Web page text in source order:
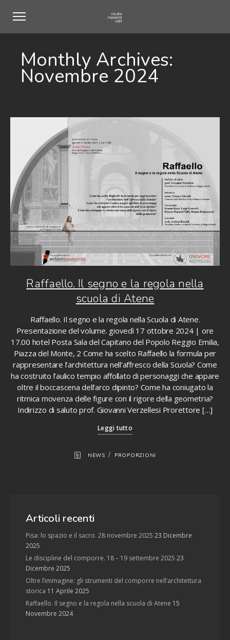
Monthly Archives:
Novembre 2024
Raffaello. Il segno e la regola nella
scuola di Atene
Raffaello. Il segno e la regola nella Scuola di Atene.
Presentazione del volume. giovedì 17 ottobre 2024 | ore
17.00 hotel Posta Sala del Capitano del Popolo Reggio Emilia,
Piazza del Monte, 2 Come ha scelto Raffaello la formula per
rappresentare l’architettura nell’affresco della Scuola? Come
ha costruito l’aulico tempio affollato di personaggi che appare
oltre il boccascena dell’arco dipinto? Come ha coniugato la
ritmica movenza delle figure con il rigore della geometria?
Indirizzo di saluto prof. Giovanni Verzellesi Prorettore […]
Leggi tutto
NEWS / PROPORZIONI
Articoli recenti
Pisa: lo spazio e il sacro. 28 novembre 2025 23 Dicembre
2025
Le discipline del comporre. 18 – 19 settembre 2025 23
Dicembre 2025
Oltre l’immagine: gli strumenti del comporre nell’architettura
storica 11 Aprile 2025
Raffaello. Il segno e la regola nella scuola di Atene 15
Novembre 2024